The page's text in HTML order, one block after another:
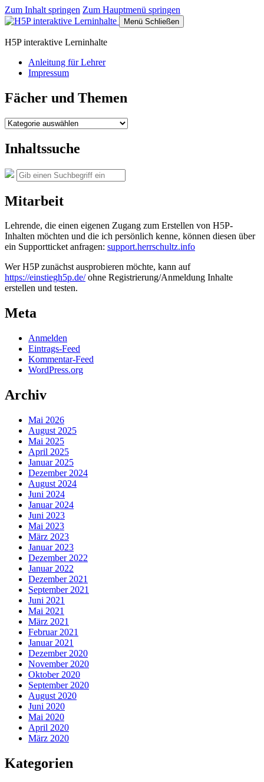
Zum Inhalt springen Zum Hauptmenü springen
Menü Schließen
H5P interaktive Lerninhalte
Anleitung für Lehrer
Impressum
Fächer und Themen
Fächer
Themen
Inhaltssuche
Suche
nach:
Suchen
Mitarbeit
Lehrende, die einen eigenen Zugang zum Erstellen von H5P-
Inhalten möchten und die ich persönlich kenne, können diesen über
ein Supportticket anfragen: support.herrschultz.info
Wer H5P zunächst ausprobieren möchte, kann auf
https://einstiegh5p.de/ohne Registrierung/Anmeldung Inhalte
erstellen und testen.
Meta
Anmelden
Eintrags-Feed
Kommentar-Feed
WordPress.org
Archiv
Mai 2026
August 2025
Mai 2025
April 2025
Januar 2025
Dezember 2024
August 2024
Juni 2024
Januar 2024
Juni 2023
Mai 2023
März 2023
Januar 2023
Dezember 2022
Januar 2022
Dezember 2021
September 2021
Juni 2021
Mai 2021
März 2021
Februar 2021
Januar 2021
Dezember 2020
November 2020
Oktober 2020
September 2020
August 2020
Juni 2020
Mai 2020
April 2020
März 2020
Kategorien